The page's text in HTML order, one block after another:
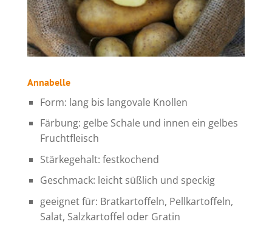
Annabelle
Form: lang bis langovale Knollen
Färbung: gelbe Schale und innen ein gelbes
Fruchtfleisch
Stärkegehalt: festkochend
Geschmack: leicht süßlich und speckig
geeignet für: Bratkartoffeln, Pellkartoffeln,
Salat, Salzkartoffel oder Gratin